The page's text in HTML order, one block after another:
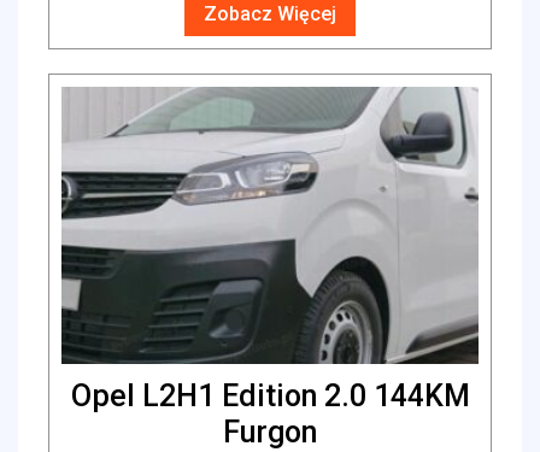
Zobacz Więcej
Opel L2H1 Edition 2.0 144KM
Furgon